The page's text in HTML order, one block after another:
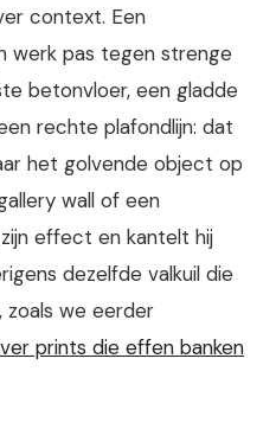
context. Een
werk pas tegen strenge
betonvloer, een gladde
rechte plafondlijn: dat
het golvende object op
wall of een
effect en kantelt hij
dezelfde valkuil die
zoals we eerder
prints die effen banken